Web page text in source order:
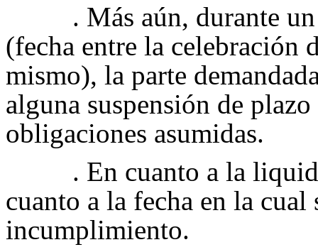
. Más aún, durante
(fecha entre la celebración
mismo), la parte
alguna suspensión de
obligaciones asumidas.
. En cuanto a la
cuanto a la fecha en la
incumplimiento.